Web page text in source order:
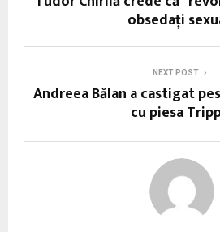
obsedaţi
NEXT POST
Andreea Bălan a castigat
cu piesa